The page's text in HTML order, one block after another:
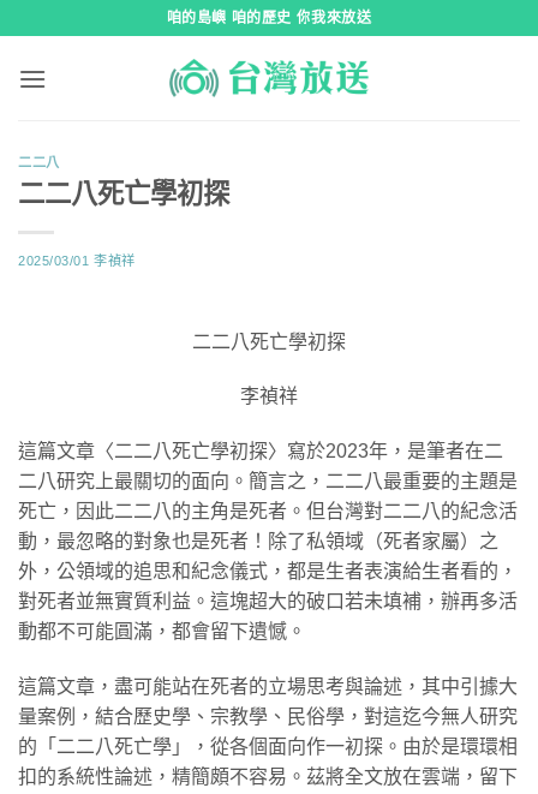
咱的島嶼 咱的歷史 你我來放送
二二八
二二八死亡學初探
2025/03/01 李禎祥
二二八死亡學初探
李禎祥
這篇文章〈二二八死亡學初探〉寫於2023年，是筆者在二
二八研究上最關切的面向。簡言之，二二八最重要的主題是
死亡，因此二二八的主角是死者。但台灣對二二八的紀念活
動，最忽略的對象也是死者！除了私領域（死者家屬）之
外，公領域的追思和紀念儀式，都是生者表演給生者看的，
對死者並無實質利益。這塊超大的破口若未填補，辦再多活
動都不可能圓滿，都會留下遺憾。
這篇文章，盡可能站在死者的立場思考與論述，其中引據大
量案例，結合歷史學、宗教學、民俗學，對這迄今無人研究
的「二二八死亡學」，從各個面向作一初探。由於是環環相
扣的系統性論述，精簡頗不容易。茲將全文放在雲端，留下